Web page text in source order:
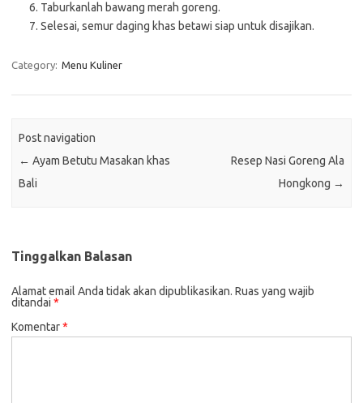
Taburkanlah bawang merah goreng.
Selesai, semur daging khas betawi siap untuk disajikan.
Category: Menu Kuliner
Post navigation
← Ayam Betutu Masakan khas
Bali
Resep Nasi Goreng Ala
Hongkong →
Tinggalkan Balasan
Alamat email Anda tidak akan dipublikasikan. Ruas yang wajib
ditandai *
Komentar*